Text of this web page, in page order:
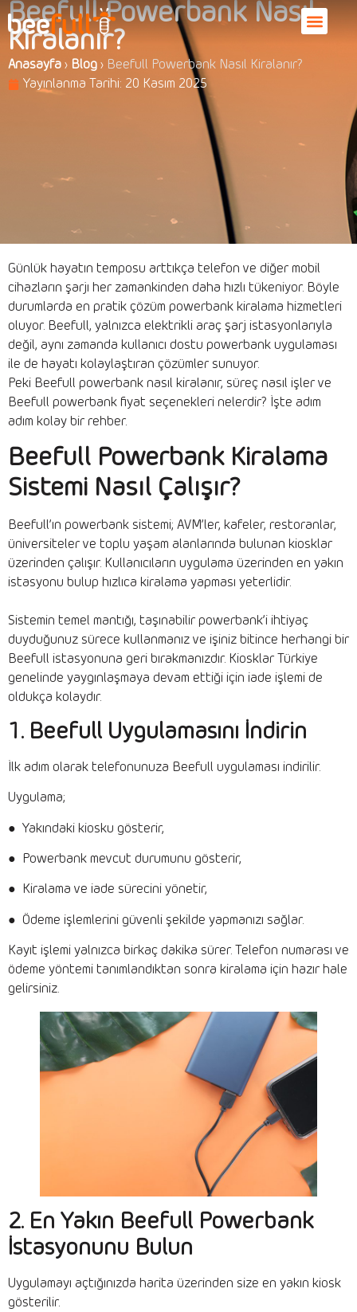
Beefull Powerbank Nasıl
Kiralanır?
Anasayfa › Blog › Beefull Powerbank Nasıl Kiralanır?
Yayınlanma Tarihi: 20 Kasım 2025
Günlük hayatın temposu arttıkça telefon ve diğer mobil
cihazların şarjı her zamankinden daha hızlı tükeniyor. Böyle
durumlarda en pratik çözüm powerbank kiralama hizmetleri
oluyor. Beefull, yalnızca elektrikli araç şarj istasyonlarıyla
değil, aynı zamanda kullanıcı dostu powerbank uygulaması
ile de hayatı kolaylaştıran çözümler sunuyor.
Peki Beefull powerbank nasıl kiralanır, süreç nasıl işler ve
Beefull powerbank fiyat seçenekleri nelerdir? İşte adım
adım kolay bir rehber.
Beefull Powerbank Kiralama
Sistemi Nasıl Çalışır?
Beefull’ın powerbank sistemi; AVM’ler, kafeler, restoranlar,
üniversiteler ve toplu yaşam alanlarında bulunan kiosklar
üzerinden çalışır. Kullanıcıların uygulama üzerinden en yakın
istasyonu bulup hızlıca kiralama yapması yeterlidir.
Sistemin temel mantığı, taşınabilir powerbank’i ihtiyaç
duyduğunuz sürece kullanmanız ve işiniz bitince herhangi bir
Beefull istasyonuna geri bırakmanızdır. Kiosklar Türkiye
genelinde yaygınlaşmaya devam ettiği için iade işlemi de
oldukça kolaydır.
1. Beefull Uygulamasını İndirin
İlk adım olarak telefonunuza Beefull uygulaması indirilir.
Uygulama;
● Yakındaki kiosku gösterir,
● Powerbank mevcut durumunu gösterir,
● Kiralama ve iade sürecini yönetir,
● Ödeme işlemlerini güvenli şekilde yapmanızı sağlar.
Kayıt işlemi yalnızca birkaç dakika sürer. Telefon numarası ve
ödeme yöntemi tanımlandıktan sonra kiralama için hazır hale
gelirsiniz.
2. En Yakın Beefull Powerbank
İstasyonunu Bulun
Uygulamayı açtığınızda harita üzerinden size en yakın kiosk
gösterilir.